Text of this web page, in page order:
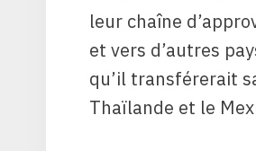
leur chaîne
et vers d’autres
qu’il transférerait
Thaïlande et le